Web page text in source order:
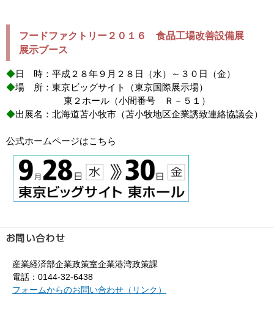
フードファクトリー２０１６ 食品工場改善設備展
展示ブース
◆日 時：平成２８年９月２８日（水）～３０日（金）
◆場 所：東京ビッグサイト（東京国際展示場）
東２ホール（小間番号 Ｒ－５１）
◆出展名：北海道苫小牧市（苫小牧地区企業誘致連絡協議会）
公式ホームページはこちら
産業経済部企業政策室企業港湾政策課
電話：0144-32-6438
フォームからのお問い合わせ（リンク）